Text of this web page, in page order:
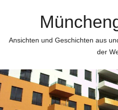
Ansichten und Geschichten aus
der